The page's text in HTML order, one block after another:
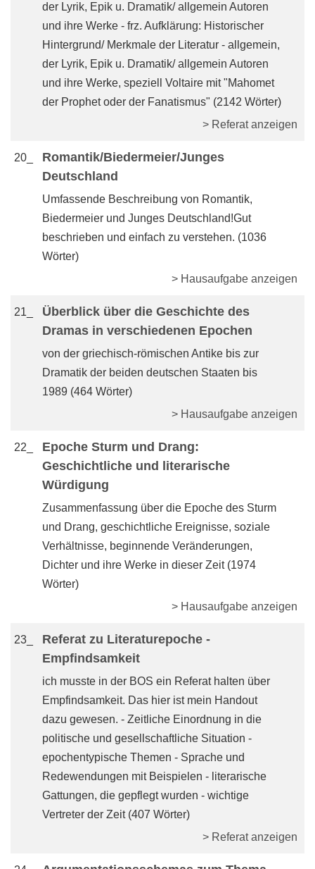
der Lyrik, Epik u. Dramatik/ allgemein Autoren
und ihre Werke - frz. Aufklärung: Historischer
Hintergrund/ Merkmale der Literatur - allgemein,
der Lyrik, Epik u. Dramatik/ allgemein Autoren
und ihre Werke, speziell Voltaire mit "Mahomet
der Prophet oder der Fanatismus" (2142 Wörter)
> Referat anzeigen
20_
Romantik/Biedermeier/Junges
Deutschland
Umfassende Beschreibung von Romantik,
Biedermeier und Junges Deutschland!Gut
beschrieben und einfach zu verstehen. (1036
Wörter)
> Hausaufgabe anzeigen
21_
Überblick über die Geschichte des
Dramas in verschiedenen Epochen
von der griechisch-römischen Antike bis zur
Dramatik der beiden deutschen Staaten bis
1989 (464 Wörter)
> Hausaufgabe anzeigen
22_
Epoche Sturm und Drang:
Geschichtliche und literarische
Würdigung
Zusammenfassung über die Epoche des Sturm
und Drang, geschichtliche Ereignisse, soziale
Verhältnisse, beginnende Veränderungen,
Dichter und ihre Werke in dieser Zeit (1974
Wörter)
> Hausaufgabe anzeigen
23_
Referat zu Literaturepoche -
Empfindsamkeit
ich musste in der BOS ein Referat halten über
Empfindsamkeit. Das hier ist mein Handout
dazu gewesen. - Zeitliche Einordnung in die
politische und gesellschaftliche Situation -
epochentypische Themen - Sprache und
Redewendungen mit Beispielen - literarische
Gattungen, die gepflegt wurden - wichtige
Vertreter der Zeit (407 Wörter)
> Referat anzeigen